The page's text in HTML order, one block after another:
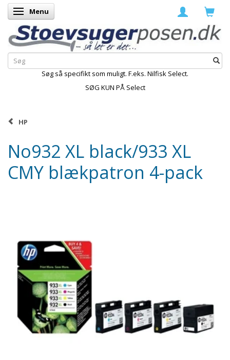
Skifte navigation
Menu
Søg så specifikt som muligt. F.eks. Nilfisk Select.
SØG KUN PÅ Select
HP
No932 XL black/933 XL
CMY blækpatron 4-pack